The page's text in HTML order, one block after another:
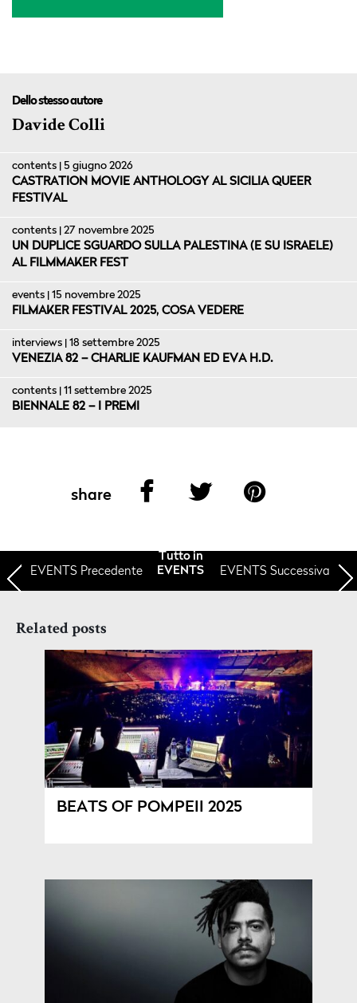
Dello stesso autore
Davide Colli
contents | 5 giugno 2026
CASTRATION MOVIE ANTHOLOGY AL SICILIA QUEER
FESTIVAL
contents | 27 novembre 2025
UN DUPLICE SGUARDO SULLA PALESTINA (E SU ISRAELE)
AL FILMMAKER FEST
events | 15 novembre 2025
FILMAKER FESTIVAL 2025, COSA VEDERE
interviews | 18 settembre 2025
VENEZIA 82 – CHARLIE KAUFMAN ED EVA H.D.
contents | 11 settembre 2025
BIENNALE 82 – I PREMI
share
EVENTS Precedente
Tutto in
EVENTS
EVENTS Successiva
Related posts
BEATS OF POMPEII 2025